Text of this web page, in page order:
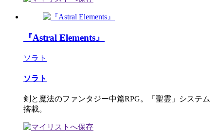
『Astral Elements』
ソラト
ソラト
剣と魔法のファンタジー中篇RPG。「聖霊」システム
搭載。